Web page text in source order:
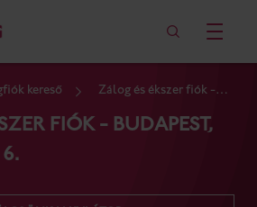
kereső
Zálog és ékszer fiók -
FIÓK - BUDAPEST,
6.